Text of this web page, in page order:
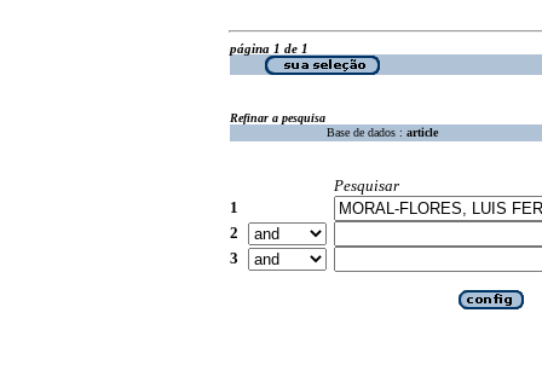
página 1 de 1
Refinar a pesquisa
Base de dados : article
Pesquisar
1
2
3